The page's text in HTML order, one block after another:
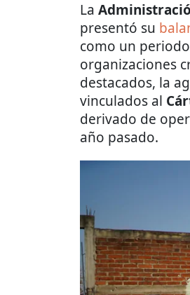
La
presentó su
como un
organizaciones
destacados, la
vinculados al
derivado de
año pasado.